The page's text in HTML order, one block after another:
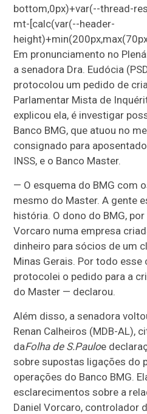
bottom,0px)+var(--thread-
mt-[calc(var(--header-
Em pronunciamento no
a senadora Dra. Eudócia
protocolou um pedido de
Parlamentar Mista de
explicou ela, é investigar
Banco BMG, que atuou no
consignado para
INSS, e o Banco Master.
— O esquema do BMG com
mesmo do Master. A gente
história. O dono do BMG,
Vorcaro numa empresa
dinheiro para sócios de um
Minas Gerais. Por todo
protocolei o pedido para a
do Master — declarou.
Além disso, a senadora
Renan Calheiros (MDB-AL),
daFolha de S.Pauloe
sobre supostas ligações do
operações do Banco BMG.
esclarecimentos sobre a
Daniel Vorcaro, controlador